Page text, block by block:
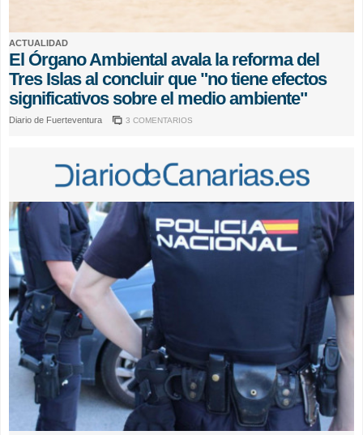
ACTUALIDAD
El Órgano Ambiental avala la reforma del
Tres Islas al concluir que "no tiene efectos
significativos sobre el medio ambiente"
Diario de Fuerteventura 3 COMENTARIOS